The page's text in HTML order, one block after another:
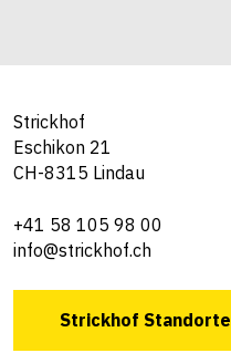
Strickhof
Eschikon 21
CH-8315 Lindau
+41 58 105 98 00
info@strickhof.ch
Strickhof Standorte